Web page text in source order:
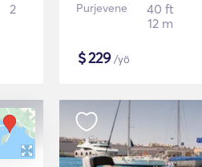
2 Purjevene
40 ft
12 m
$229/yö